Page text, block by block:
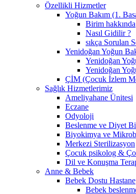
Özellikli Hizmetler
Yoğun Bakım (1.
Birim hakkında
Nasıl Gidilir ?
sıkça Sorulan
Yenidoğan Yoğun
Yenidoğan
Yenidoğan
ÇİM (Çocuk İzlem
Sağlık Hizmetlerimiz
Ameliyahane Ünitesi
Eczane
Odyoloji
Beslenme ve Diyet
Biyokimya ve
Merkezi Sterilizasyon
Çocuk psikolog &
Dil ve Konuşma
Anne & Bebek
Bebek Dostu Hastane
Bebek